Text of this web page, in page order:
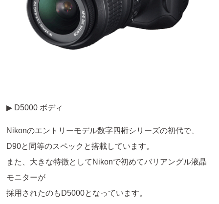
▶ D5000 ボディ
Nikonのエントリーモデル数字四桁シリーズの初代で、
D90と同等のスペックと搭載しています。
また、大きな特徴としてNikonで初めてバリアングル液晶
モニターが
採用されたのもD5000となっています。